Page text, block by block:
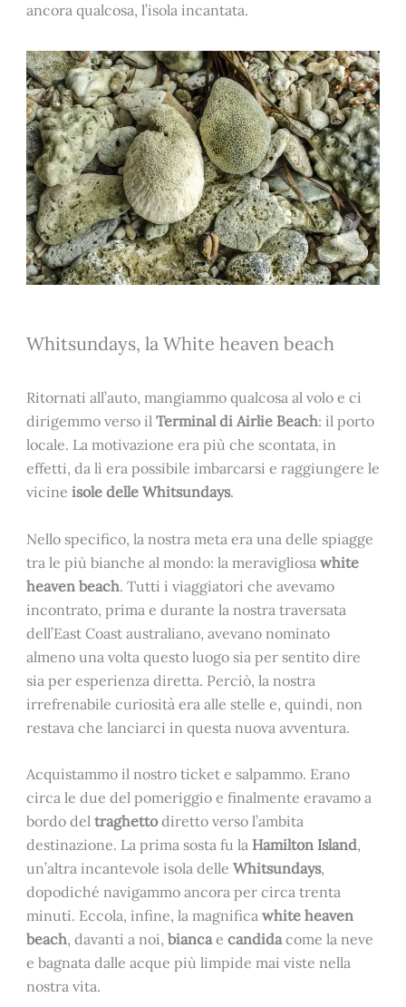
ancora qualcosa, l’isola incantata.
Whitsundays, la White heaven beach
Ritornati all’auto, mangiammo qualcosa al volo e ci
dirigemmo verso il Terminal di Airlie Beach: il porto
locale. La motivazione era più che scontata, in
effetti, da lì era possibile imbarcarsi e raggiungere le
vicine isole delle Whitsundays.
Nello specifico, la nostra meta era una delle spiagge
tra le più bianche al mondo: la meravigliosa white
heaven beach. Tutti i viaggiatori che avevamo
incontrato, prima e durante la nostra traversata
dell’East Coast australiano, avevano nominato
almeno una volta questo luogo sia per sentito dire
sia per esperienza diretta. Perciò, la nostra
irrefrenabile curiosità era alle stelle e, quindi, non
restava che lanciarci in questa nuova avventura.
Acquistammo il nostro ticket e salpammo. Erano
circa le due del pomeriggio e finalmente eravamo a
bordo del traghettodiretto verso l’ambita
destinazione. La prima sosta fu la Hamilton Island,
un’altra incantevole isola delle Whitsundays,
dopodiché navigammo ancora per circa trenta
minuti. Eccola, infine, la magnifica white heaven
beach, davanti a noi, biancae candidacome la neve
e bagnata dalle acque più limpide mai viste nella
nostra vita.